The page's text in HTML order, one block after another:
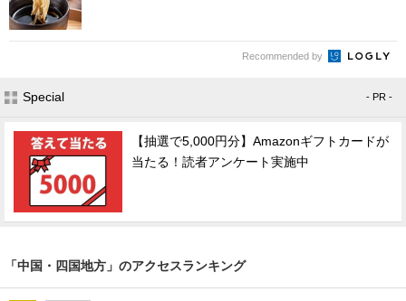
Recommended by
Special - PR -
【抽選で5,000円分】Amazonギフトカードが
当たる！読者アンケート実施中
「中国・四国地方」のアクセスランキング